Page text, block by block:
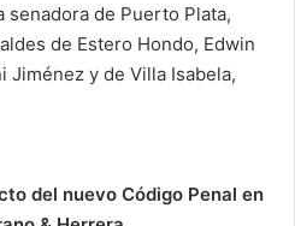
senadora de Puerto Plata,
de Estero Hondo, Edwin
Jiménez y de Villa Isabela,
del nuevo Código Penal en